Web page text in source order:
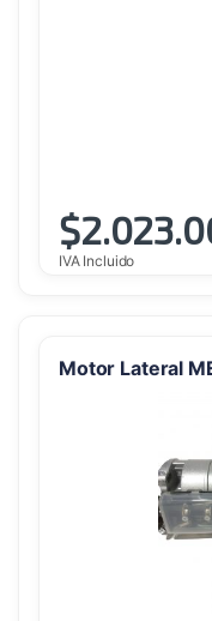
$
IVA Incluido
Motor Lateral